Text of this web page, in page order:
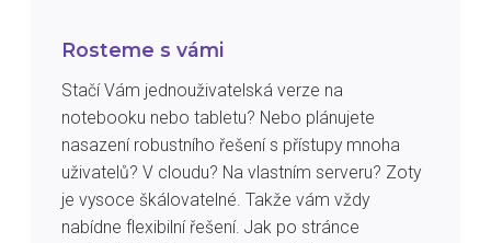
Rosteme s vámi
Stačí Vám jednouživatelská verze na
notebooku nebo tabletu? Nebo plánujete
nasazení robustního řešení s přístupy mnoha
uživatelů? V cloudu? Na vlastním serveru? Zoty
je vysoce škálovatelné. Takže vám vždy
nabídne flexibilní řešení. Jak po stránce